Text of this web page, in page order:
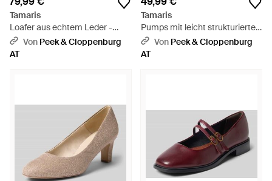
Tamaris
Loafer aus echtem Leder -
Braun
Von Peek & Cloppenburg
AT
Tamaris
Pumps mit leicht strukturierter
Sohle - Schwarz
Von Peek & Cloppenburg
AT